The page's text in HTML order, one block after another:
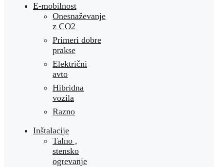
E-mobilnost
Onesnaževanje
z CO2
Primeri dobre
prakse
Električni
avto
Hibridna
vozila
Razno
Inštalacije
Talno ,
stensko
ogrevanje